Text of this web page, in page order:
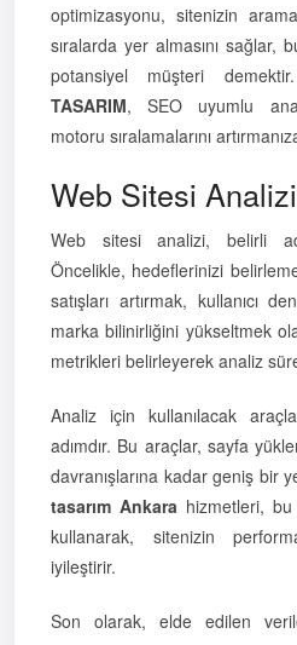
optimizasyonu, sitenizin
sıralarda yer almasını
potansiyel müşteri
TASARIM, SEO uyumlu
motoru sıralamalarını
Web Sitesi Analizi
Web sitesi analizi, belirli
Öncelikle, hedeflerinizi
satışları artırmak, kullanıcı
marka bilinirliğini yükseltmek
metrikleri belirleyerek analiz
Analiz için kullanılacak
adımdır. Bu araçlar, sayfa
davranışlarına kadar geniş bir
tasarım Ankara hizmetleri,
kullanarak, sitenizin
iyileştirir.
Son olarak, elde edilen